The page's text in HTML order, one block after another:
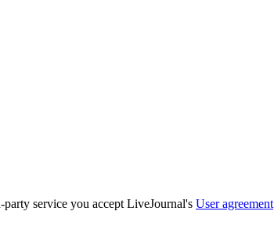
service you accept LiveJournal's User agreement